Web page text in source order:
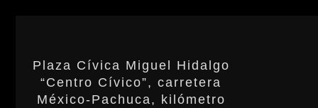
Plaza Cívica Miguel Hidalgo
“Centro Cívico”, carretera
México-Pachuca, kilómetro